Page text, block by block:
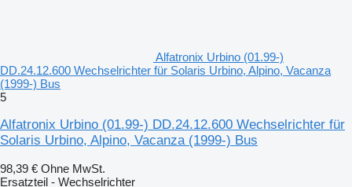
Alfatronix Urbino (01.99-)
DD.24.12.600 Wechselrichter für Solaris Urbino, Alpino, Vacanza
(1999-) Bus
5
Alfatronix Urbino (01.99-) DD.24.12.600 Wechselrichter für
Solaris Urbino, Alpino, Vacanza (1999-) Bus
98,39 € Ohne MwSt.
Ersatzteil - Wechselrichter